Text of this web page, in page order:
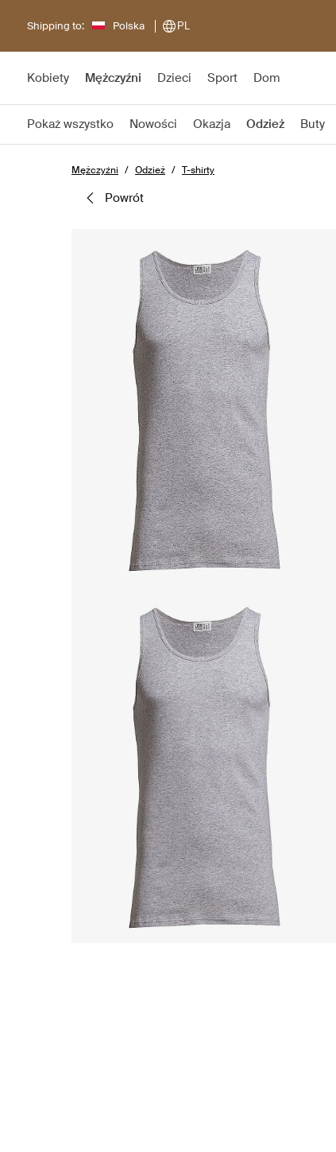
Shipping to: Polska PL
Kobiety Mężczyźni Dzieci Sport Dom
Pokaż wszystko Nowości Okazja Odzież Buty
Mężczyźni Odzież T-shirty
powrót